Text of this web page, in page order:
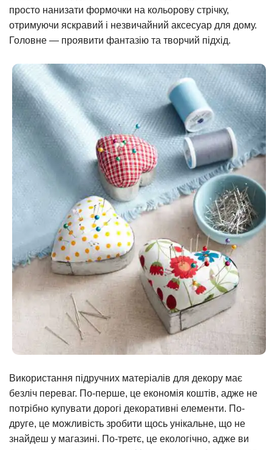
просто нанизати формочки на кольорову стрічку,
отримуючи яскравий і незвичайний аксесуар для дому.
Головне — проявити фантазію та творчий підхід.
Використання підручних матеріалів для декору має
безліч переваг. По-перше, це економія коштів, адже не
потрібно купувати дорогі декоративні елементи. По-
друге, це можливість зробити щось унікальне, що не
знайдеш у магазині. По-третє, це екологічно, адже ви